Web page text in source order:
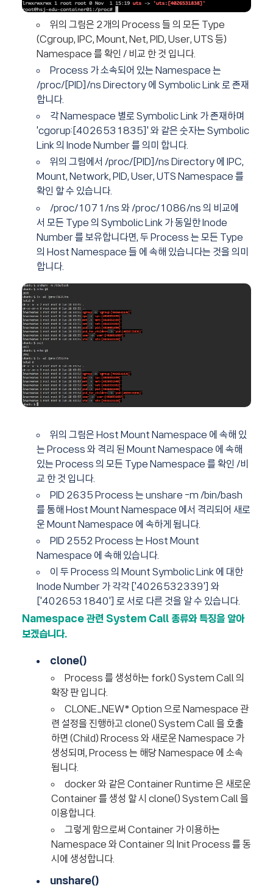
위의 그림은 2개의 Process 들 의 모든 Type
(Cgroup, IPC, Mount, Net, PID, User, UTS 등)
Namespace 를 확인 / 비교 한 것 입니다.
Process 가 소속되어 있는 Namespace 는
/proc/[PID]/ns Directory 에 Symbolic Link 로 존재
합니다.
각 Namespace 별로 Symbolic Link 가 존재하며
'cgorup:[4026531835]' 와 같은 숫자는 Symbolic
Link 의 Inode Number 를 의미 합니다.
위의 그림에서 /proc/[PID]/ns Directory 에 IPC,
Mount, Network, PID, User, UTS Namespace 를
확인 할 수 있습니다.
/proc/1071/ns 와 /proc/1086/ns 의 비교에
서 모든 Type 의 Symbolic Link 가 동일한 Inode
Number 를 보유합니다면, 두 Process 는 모든 Type
의 Host Namespace 들 에 속해 있습니다는 것을 의미
합니다.
위의 그림은 Host Mount Namespace 에 속해 있
는 Process 와 격리 된 Mount Namespace 에 속해
있는 Process 의 모든 Type Namespace 를 확인 /비
교 한 것 입니다.
PID 2635 Process 는 unshare -m /bin/bash
를 통해 Host Mount Namespace 에서 격리되어 새로
운 Mount Namespace 에 속하게 됩니다.
PID 2552 Process 는 Host Mount
Namespace 에 속해 있습니다.
이 두 Process 의 Mount Symbolic Link 에 대한
Inode Number 가 각각 ['4026532339'] 와
['4026531840'] 로 서로 다른 것을 알 수 있습니다.
Namespace 관련 System Call 종류와 특징을 알아
보겠습니다.
clone()
Process 를 생성하는 fork() System Call 의
확장 판 입니다.
CLONE_NEW* Option 으로 Namespace 관
련 설정을 진행하고 clone() System Call 을 호출
하면 (Child) Rrocess 와 새로운 Namespace 가
생성되며, Process 는 해당 Namespace 에 소속
됩니다.
docker 와 같은 Container Runtime 은 새로운
Container 를 생성 할 시 clone() System Call 을
이용합니다.
그렇게 함으로써 Container 가 이용하는
Namespace 와 Container 의 Init Process 를 동
시에 생성합니다.
unshare()